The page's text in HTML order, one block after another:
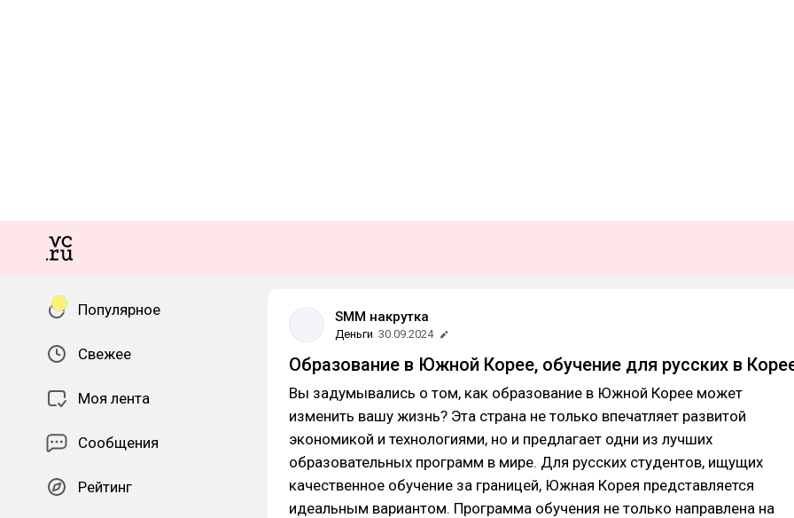
Популярное
Свежее
Моя лента
Сообщения
Рейтинг
SMM накрутка
Деньги 30.09.2024
Образование в Южной Корее, обучение для русских в
Вы задумывались о том, как образование в Южной Корее может
изменить вашу жизнь? Эта страна не только впечатляет развитой
экономикой и технологиями, но и предлагает одни из лучших
образовательных программ в мире. Для русских студентов, ищущих
качественное обучение за границей, Южная Корея представляется
идеальным вариантом. Программа обучения не только направлена на